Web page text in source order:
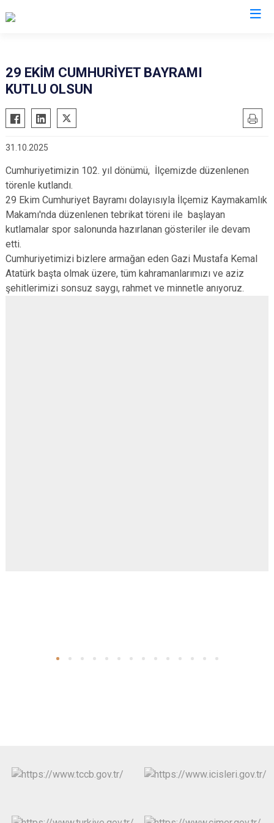
Akyurt
Altındağ
Bala
Beypazarı
Çamlıdere
Çankaya
Çubuk
Elmadağ
Etimesgut
Evren
Kızılcahamam
Nallıhan
Polatlı
Sincan
Yenimahalle
29 EKİM CUMHURİYET BAYRAMI
KUTLU OLSUN
31.10.2025
Cumhuriyetimizin 102. yıl dönümü, İlçemizde düzenlenen
törenle kutlandı.
29 Ekim Cumhuriyet Bayramı dolayısıyla İlçemiz Kaymakamlık
Makamı'nda düzenlenen tebrikat töreni ile başlayan
kutlamalar spor salonunda hazırlanan gösteriler ile devam
etti.
Cumhuriyetimizi bizlere armağan eden Gazi Mustafa Kemal
Atatürk başta olmak üzere, tüm kahramanlarımızı ve aziz
şehitlerimizi sonsuz saygı, rahmet ve minnetle anıyoruz.